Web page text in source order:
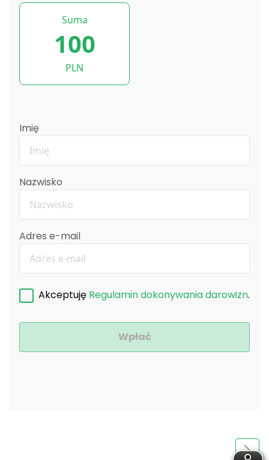
Suma
100
PLN
Imię
Nazwisko
Adres e-mail
Akceptuję Regulamin dokonywania darowizn.
Wpłać